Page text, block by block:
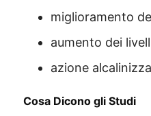
miglioramento
aumento dei
azione
Cosa Dicono gli Studi